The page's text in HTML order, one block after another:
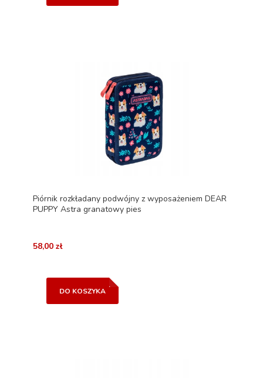
Piórnik rozkładany podwójny z wyposażeniem DEAR
PUPPY Astra granatowy pies
58,00 zł
DO KOSZYKA